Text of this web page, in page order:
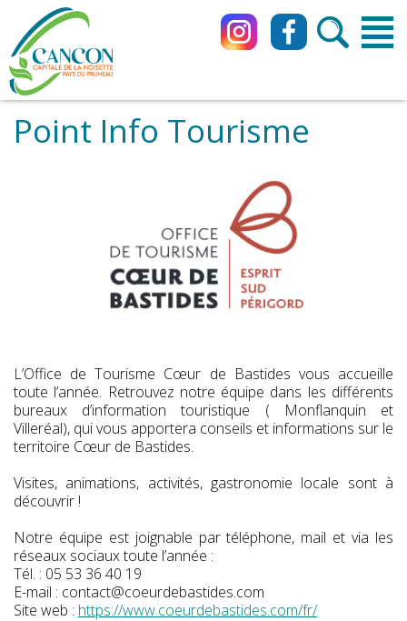
Point Info Tourisme
L’Office de Tourisme Cœur de Bastides vous accueille
toute l’année. Retrouvez notre équipe dans les différents
bureaux d’information touristique ( Monflanquin et
Villeréal), qui vous apportera conseils et informations sur le
territoire Cœur de Bastides.
Visites, animations, activités, gastronomie locale sont à
découvrir !
Notre équipe est joignable par téléphone, mail et via les
réseaux sociaux toute l’année :
Tél. : 05 53 36 40 19
E-mail : contact@coeurdebastides.com
Site web : https://www.coeurdebastides.com/fr/